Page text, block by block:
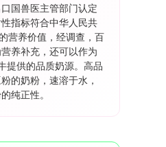
国兽医主管部门认定
指标符合中华人民共
营养价值，经调查，百
养补充，还可以作为
提供的品质奶源。高品
的奶粉，速溶于水，
纯正性。